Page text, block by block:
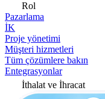
Rol
Pazarlama
İK
Proje yönetimi
Müşteri hizmetleri
Tüm çözümlere bakın
Entegrasyonlar
İthalat ve İhracat